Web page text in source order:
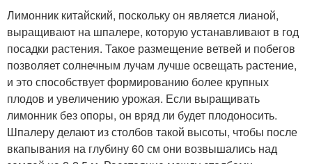
Лимонник китайский, поскольку он является лианой,
выращивают на шпалере, которую устанавливают в год
посадки растения. Такое размещение ветвей и побегов
позволяет солнечным лучам лучше освещать растение,
и это способствует формированию более крупных
плодов и увеличению урожая. Если выращивать
лимонник без опоры, он вряд ли будет плодоносить.
Шпалеру делают из столбов такой высоты, чтобы после
вкапывания на глубину 60 см они возвышались над